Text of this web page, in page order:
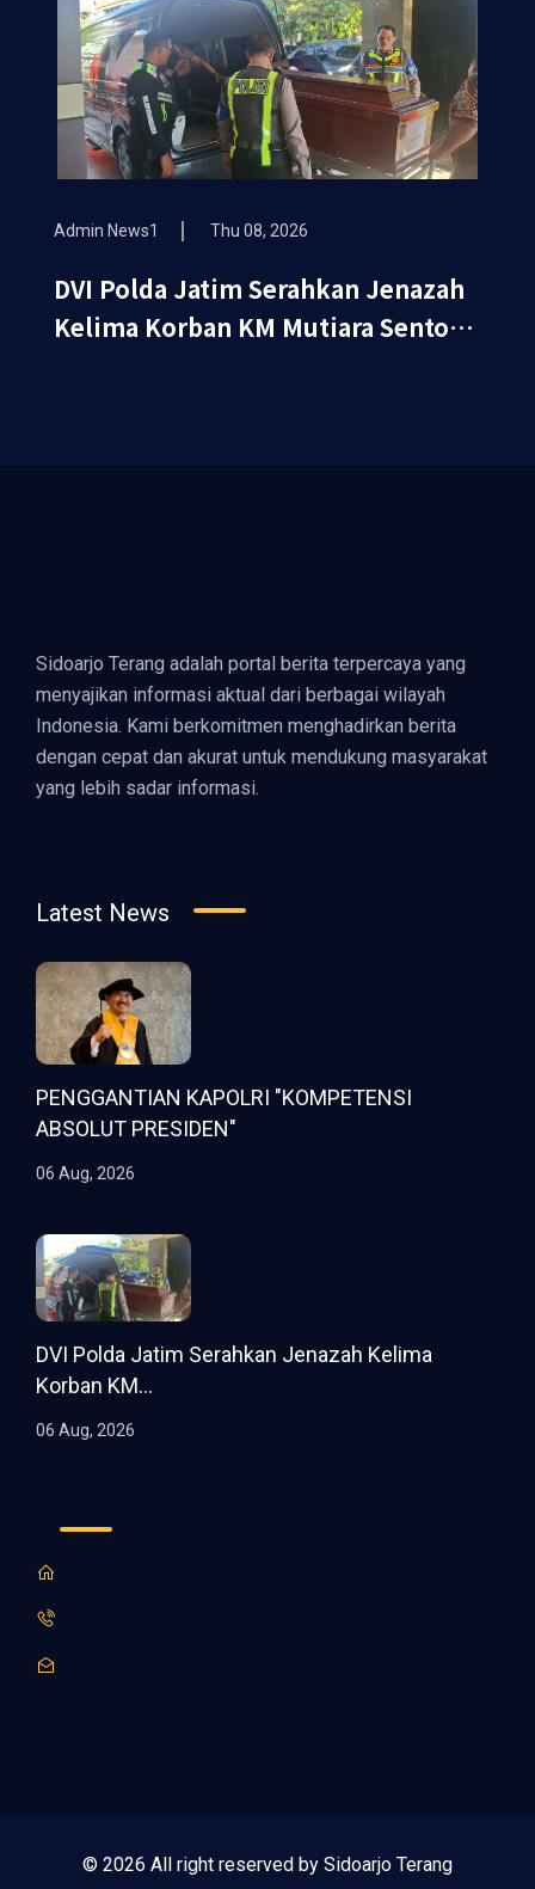
Admin News1 Thu 08, 2026
DVI Polda Jatim Serahkan Jenazah
Kelima Korban KM Mutiara Sentosa
Sidoarjo Terang adalah portal berita terpercaya yang
menyajikan informasi aktual dari berbagai wilayah
Indonesia. Kami berkomitmen menghadirkan berita
dengan cepat dan akurat untuk mendukung masyarakat
yang lebih sadar informasi.
Latest News
PENGGANTIAN KAPOLRI "KOMPETENSI
ABSOLUT PRESIDEN"
06 Aug, 2026
DVI Polda Jatim Serahkan Jenazah Kelima
Korban KM...
06 Aug, 2026
© 2026 All right reserved by Sidoarjo Terang